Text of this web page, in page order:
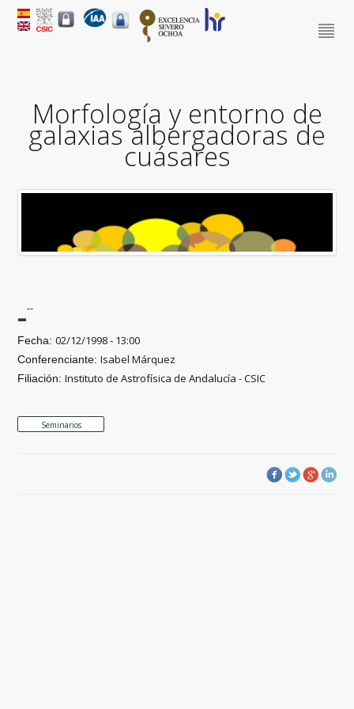
Morfología y entorno de
galaxias albergadoras de
cuásares
---
Fecha:02/12/1998 - 13:00
Conferenciante:Isabel Márquez
Filiación:Instituto de Astrofísica de Andalucía - CSIC
Seminarios